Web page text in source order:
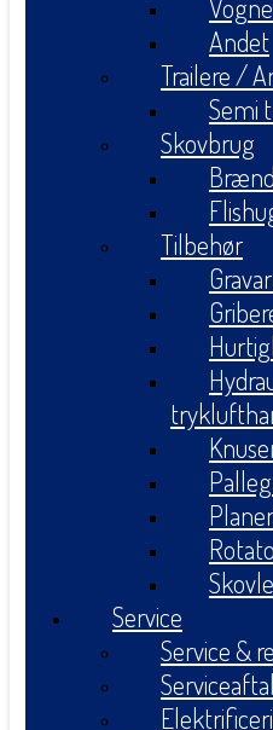
Andet
Trailere /
Semi
Skovbrug
Tilbehør
Skovle
Service
Service &